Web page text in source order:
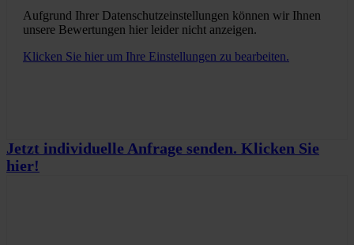
Aufgrund Ihrer Datenschutzeinstellungen können wir Ihnen
unsere Bewertungen hier leider nicht anzeigen.
Klicken Sie hier um Ihre Einstellungen zu bearbeiten.
Jetzt individuelle Anfrage senden. Klicken Sie
hier!